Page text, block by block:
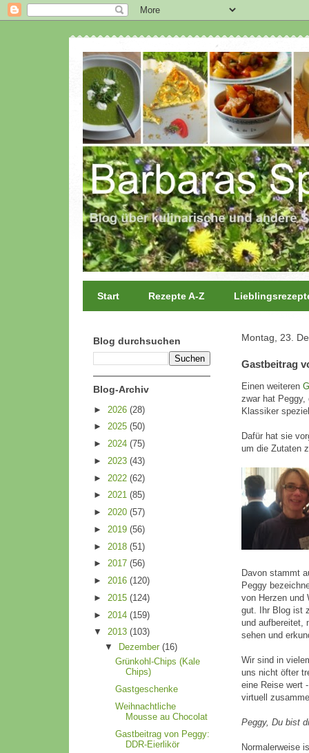
Start Rezepte A-Z
Montag, 23.
Gastbeitrag
Einen weiteren
zwar hat
Klassiker
Dafür hat sie
um die Zutaten
Davon stammt
Peggy
von Herzen und
gut. Ihr Blog ist
und aufbereitet,
sehen und
Wir sind in
uns nicht öfter
eine Reise wert
virtuell
Peggy, Du bist
Normalerweise
Blog durchsuchen
Blog-Archiv
► 2026 (28)
► 2025 (50)
► 2024 (75)
► 2023 (43)
► 2022 (62)
► 2021 (85)
► 2020 (57)
► 2019 (56)
► 2018 (51)
► 2017 (56)
► 2016 (120)
► 2015 (124)
► 2014 (159)
▼ 2013 (103)
▼
Dezember (16)
Grünkohl-Chips (Kale
Chips)
Gastgeschenke
Weihnachtliche
Mousse au Chocolat
Gastbeitrag von Peggy:
DDR-Eierlikör